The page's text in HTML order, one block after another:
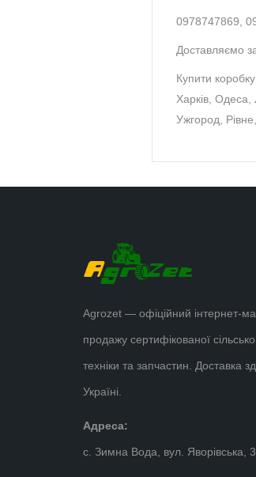
0978747869,
Доставляємо
Купити
Харків, Одеса,
Ужгород,
Agrozet — офіційний інтернет-
продажу сертифікованої
техніки та запчастин. Доставка
Україні.
Адреса:
с. Зимна Вода, вул. Яворівська,